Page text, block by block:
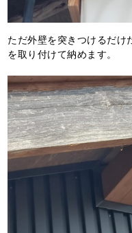
ただ外壁を突きつけるだけ
を取り付けて納めます。